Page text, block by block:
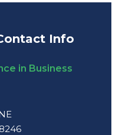
Info
in Business